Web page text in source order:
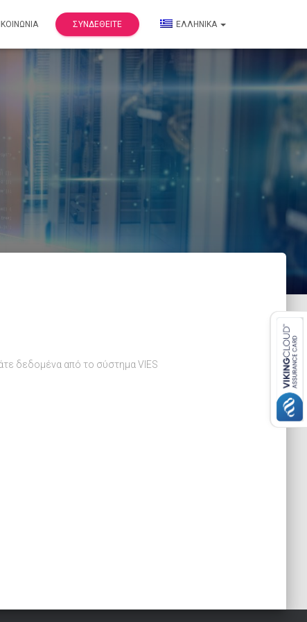
ΣΥΝΔΕΘΕΊΤΕ ΕΛΛΗΝΙΚΆ
δεδομένα από το σύστημα VIES